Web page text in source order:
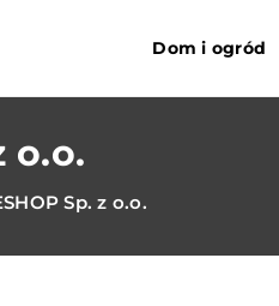
Dom i ogród
o.o.
Sp. z o.o.